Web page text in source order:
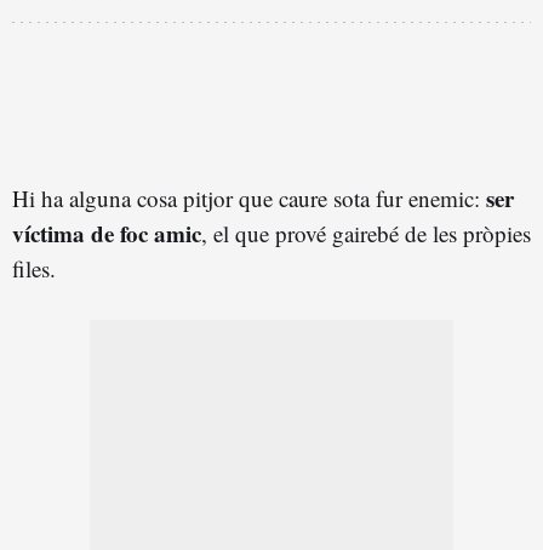
Hi ha alguna cosa pitjor que caure sota fur enemic: ser
víctima de foc amic, el que prové gairebé de les pròpies
files.